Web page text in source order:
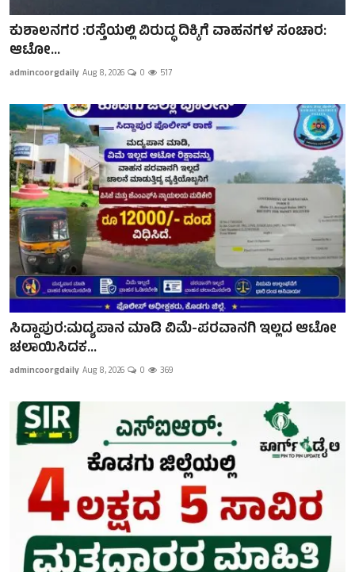
ಕುಶಾಲನಗರ :ರಸ್ತೆಯಲ್ಲಿ ವಿರುದ್ಧ ದಿಕ್ಕಿಗೆ ವಾಹನಗಳ ಸಂಚಾರ:
ಆಟೋ...
admincoorgdaily Aug 8, 2026 0 517
ಸಿದ್ದಾಪುರ:ಮದ್ಯಪಾನ ಮಾಡಿ ವಿಮೆ-ಪರವಾನಗಿ ಇಲ್ಲದ ಆಟೋ
ಚಲಾಯಿಸಿದಕ...
admincoorgdaily Aug 8, 2026 0 369